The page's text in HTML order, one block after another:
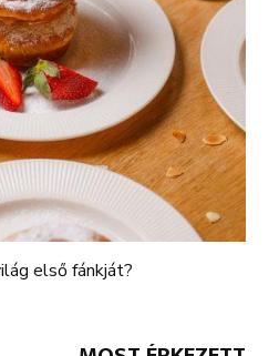
első fánkját?